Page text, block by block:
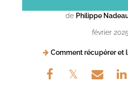
de Philippe
février 2025
Comment récupérer et